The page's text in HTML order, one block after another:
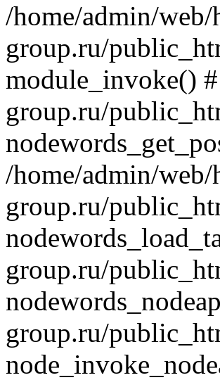
/home/admin/
group.ru/
module_invoke()
group.ru/
/home/admin/
group.ru/
group.ru/
group.ru/